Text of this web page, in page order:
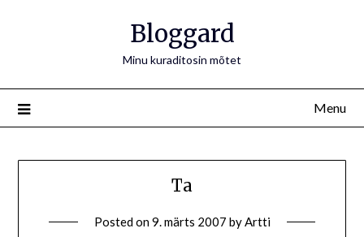
Bloggard
Minu kuraditosin mõtet
Menu
Ta
Posted on9. märts 2007 byArtti